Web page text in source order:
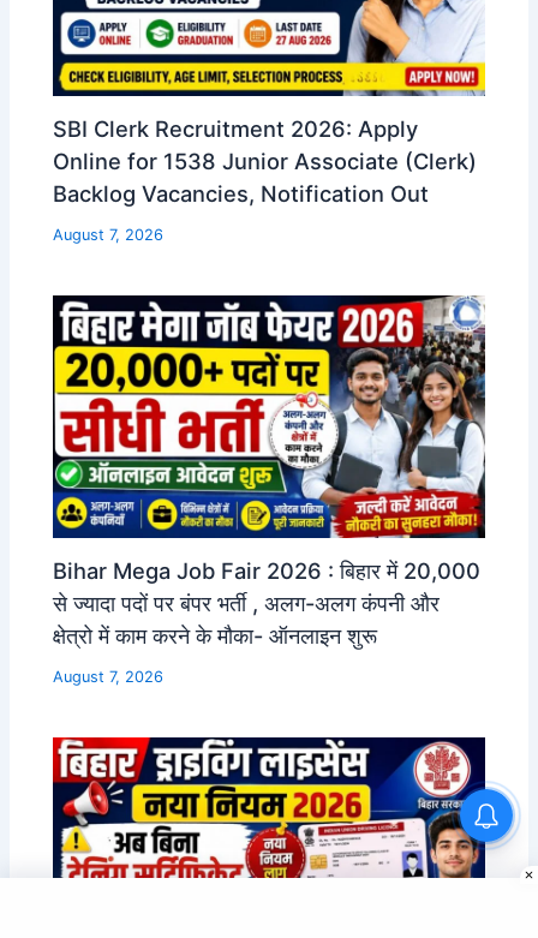
SBI Clerk Recruitment 2026: Apply
Online for 1538 Junior Associate (Clerk)
Backlog Vacancies, Notification Out
August 7, 2026
Bihar Mega Job Fair 2026 : बिहार में 20,000
से ज्यादा पदों पर बंपर भर्ती , अलग-अलग कंपनी और
क्षेत्रो में काम करने के मौका- ऑनलाइन शुरू
August 7, 2026
Bihar Mining Constable
Vacancy 2026: 12th Pass
Mining Sipahi Bharti
Notification